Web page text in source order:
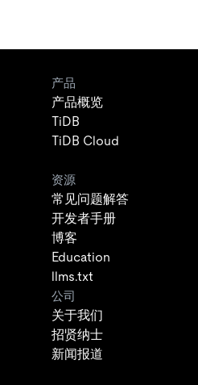
产品
产品概览
TiDB
TiDB Cloud
资源
常见问题解答
开发者手册
博客
Education
llms.txt
公司
关于我们
招贤纳士
新闻报道